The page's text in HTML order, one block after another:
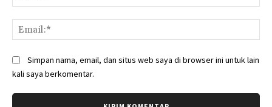
Simpan nama, email, dan situs web saya di browser ini untuk lain
kali saya berkomentar.